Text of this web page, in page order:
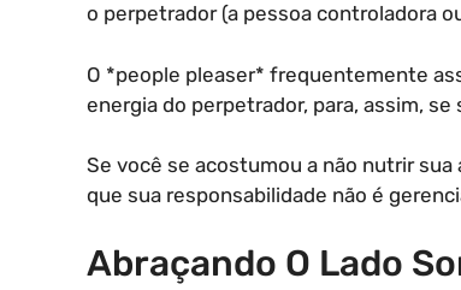
o perpetrador (a pessoa controladora
O *people pleaser* frequentemente
energia do perpetrador, para, assim,
Se você se acostumou a não nutrir
que sua responsabilidade não é
Abraçando O Lado